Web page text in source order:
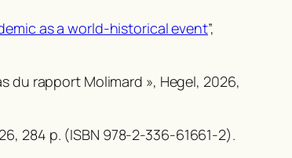
as a world-historical event”,
du rapport Molimard », Hegel, 2026,
284 p. (ISBN 978-2-336-61661-2).